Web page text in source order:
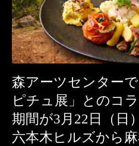
森アーツセンター
ピチュ展」とのコ
期間が3月22日（日
六本木ヒルズから